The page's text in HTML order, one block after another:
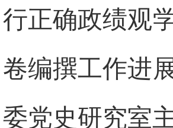
行正确政绩观
卷编撰工作进
委党史研究室